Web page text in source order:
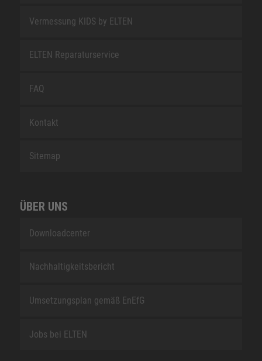
Vermessung KIDS by ELTEN
ELTEN Reparaturservice
FAQ
Kontakt
Sitemap
ÜBER UNS
Downloadcenter
Nachhaltigkeitsbericht
Umsetzungsplan gemäß EnEfG
Jobs bei ELTEN